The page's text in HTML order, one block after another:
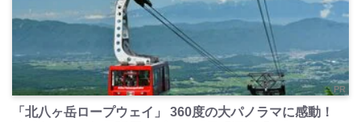
PR
「北八ヶ岳ロープウェイ」 360度の大パノラマに感動！